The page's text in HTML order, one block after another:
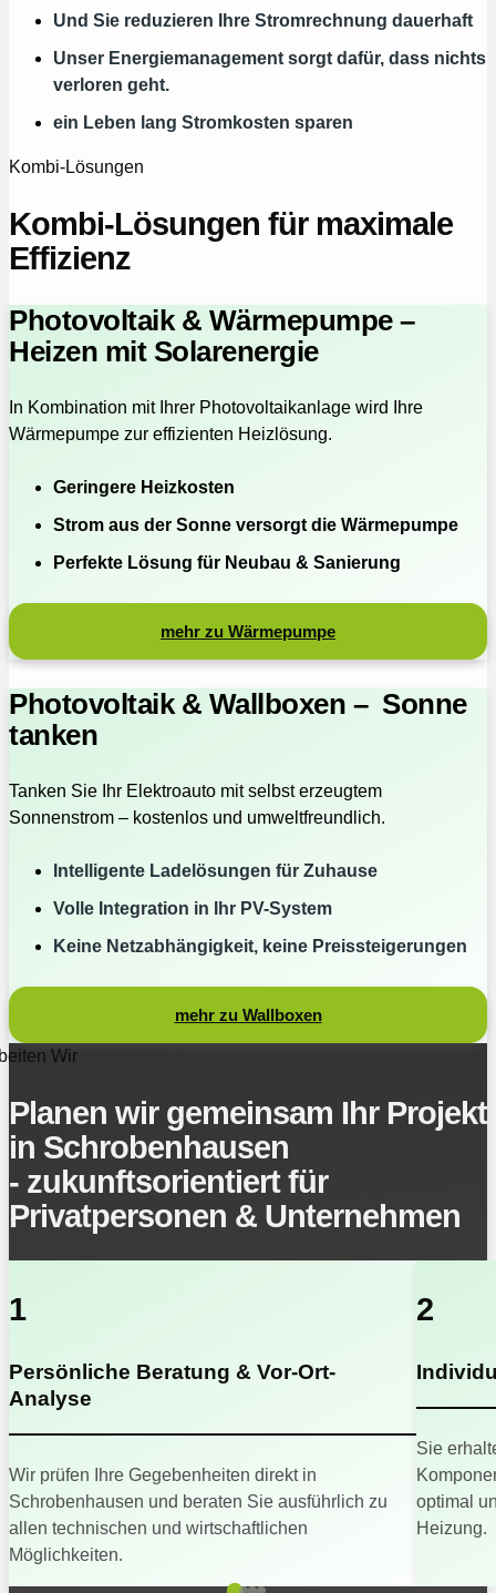
Und Sie reduzieren Ihre Stromrechnung dauerhaft
Unser Energiemanagement sorgt dafür, dass nichts
verloren geht.
ein Leben lang Stromkosten sparen
Kombi-Lösungen
Kombi-Lösungen für maximale
Effizienz
Photovoltaik & Wärmepumpe –
Heizen mit Solarenergie
In Kombination mit Ihrer Photovoltaikanlage wird Ihre
Wärmepumpe zur effizienten Heizlösung.
Geringere Heizkosten
Strom aus der Sonne versorgt die Wärmepumpe
Perfekte Lösung für Neubau & Sanierung
mehr zu Wärmepumpe
Photovoltaik & Wallboxen – Sonne
tanken
Tanken Sie Ihr Elektroauto mit selbst erzeugtem
Sonnenstrom – kostenlos und umweltfreundlich.
Intelligente Ladelösungen für Zuhause
Volle Integration in Ihr PV-System
Keine Netzabhängigkeit, keine Preissteigerungen
mehr zu Wallboxen
Wir
Planen wir gemeinsam Ihr Projekt
in Schrobenhausen
- zukunftsorientiert für
Privatpersonen & Unternehmen
1
Persönliche Beratung & Vor-Ort-
Analyse
Wir prüfen Ihre Gegebenheiten direkt in
Schrobenhausen und beraten Sie ausführlich zu
allen technischen und wirtschaftlichen
Möglichkeiten.
2
Sie
optimal
Heizung.